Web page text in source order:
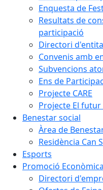
Enquesta de
Resultats de
participació
Directori
Convenis amb
Subvencions
Ens de
Projecte CARE
Projecte El
Benestar social
Àrea de
Residència Can
Esports
Promoció Econòmica
Directori